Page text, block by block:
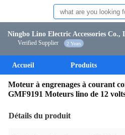
Ningbo Lino Electric Accessories Co.,
Verified Supplier 2 Years
Accueil Produits
Moteur à engrenages à courant
GMF9191 Moteurs lino de 12
Détails du produit